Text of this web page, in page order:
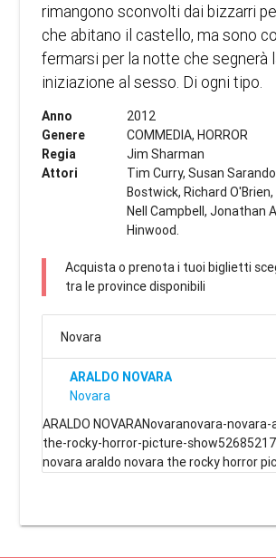
rimangono sconvolti dai bizzarri
che abitano il castello, ma sono
fermarsi per la notte che segnerà
iniziazione al sesso. Di ogni tipo.
Anno
2012
Genere
COMMEDIA, HORROR
Regia
Jim Sharman
Attori
Tim Curry, Susan
Bostwick, Richard
Nell Campbell, Jonathan
Hinwood.
Acquista o prenota i tuoi biglietti
tra le province disponibili
Novara
ARALDO NOVARA
Novara
ARALDO NOVARANovaranovara-
the-rocky-horror-picture-
novara araldo novara the rocky horror